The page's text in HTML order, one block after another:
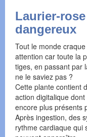
Laurier-
dangereux
Tout le monde
attention car toute la
tiges, en passant par
ne le saviez pas ?
Cette plante contient
action digitalique
encore plus présents
Après ingestion, des
rythme cardiaque qui